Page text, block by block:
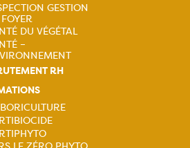
GESTION
DU VÉGÉTAL
–
RH